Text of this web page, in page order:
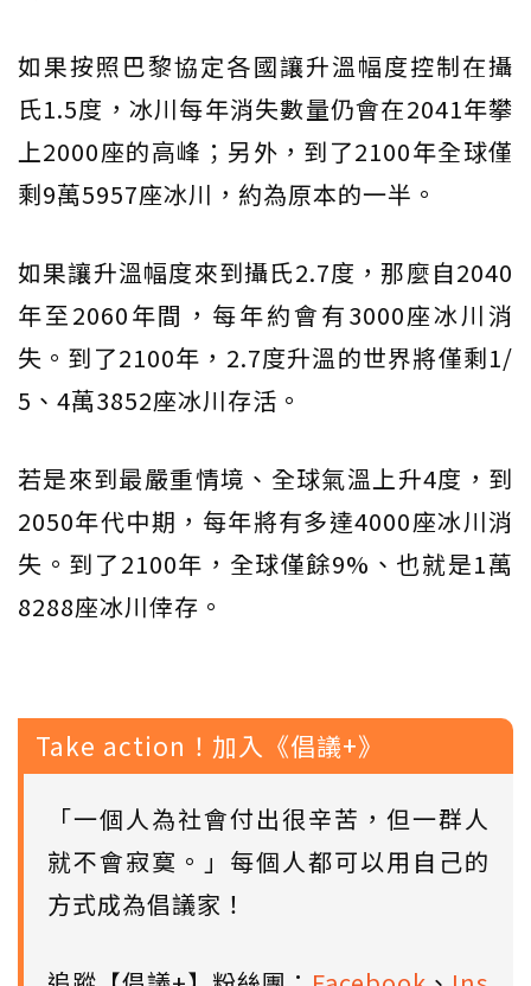
如果按照巴黎協定各國讓升溫幅度控制在攝
氏1.5度，冰川每年消失數量仍會在2041年攀
上2000座的高峰；另外，到了2100年全球僅
剩9萬5957座冰川，約為原本的一半。
如果讓升溫幅度來到攝氏2.7度，那麼自2040
年至2060年間，每年約會有3000座冰川消
失。到了2100年，2.7度升溫的世界將僅剩1/
5、4萬3852座冰川存活。
若是來到最嚴重情境、全球氣溫上升4度，到
2050年代中期，每年將有多達4000座冰川消
失。到了2100年，全球僅餘9%、也就是1萬
8288座冰川倖存。
Take action！加入《倡議+》
「一個人為社會付出很辛苦，但一群人
就不會寂寞。」每個人都可以用自己的
方式成為倡議家！